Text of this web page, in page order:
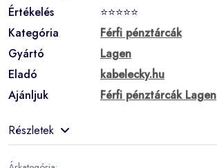
Értékelés
⭐⭐⭐⭐⭐
Kategória
Férfi pénztárcák
Gyártó
Lagen
Eladó
kabelecky.hu
Ajánljuk
Férfi pénztárcák Lagen
Részletek